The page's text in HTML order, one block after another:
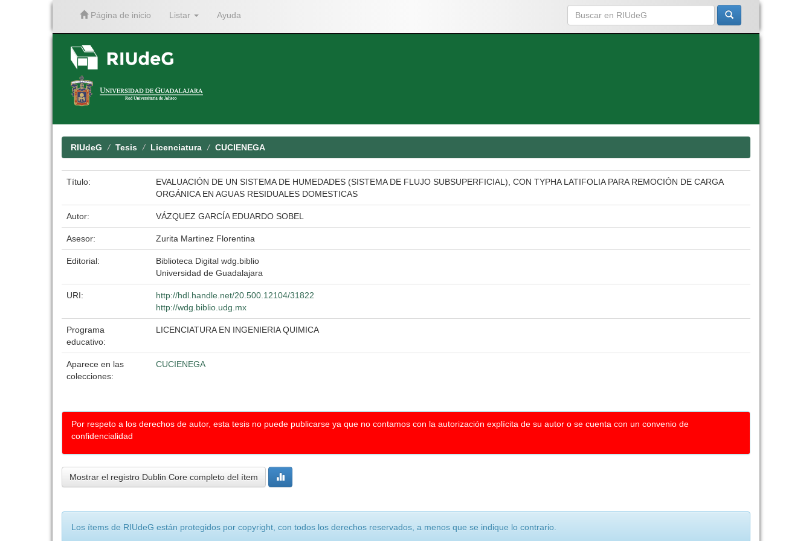
Página de inicio Listar Ayuda
RIUdeG Tesis Licenciatura CUCIENEGA
Título:
EVALUACIÓN DE UN SISTEMA DE HUMEDADES (SISTEMA DE FLUJO SUBSUPERFICIAL), CON TYPHA LATIFOLIA PARA REMOCIÓN DE CARGA
ORGÁNICA EN AGUAS RESIDUALES DOMESTICAS
Autor: VÁZQUEZ GARCÍA EDUARDO SOBEL
Asesor: Zurita Martinez Florentina
Editorial:
Biblioteca Digital wdg.biblio
Universidad de Guadalajara
URI:
http://hdl.handle.net/20.500.12104/31822
http://wdg.biblio.udg.mx
Programa
educativo:
LICENCIATURA EN INGENIERIA QUIMICA
Aparece en las
colecciones:
CUCIENEGA
Por respeto a los derechos de autor, esta tesis no puede publicarse ya que no contamos con la autorización explícita de su autor o se cuenta con un convenio de
confidencialidad
Mostrar el registro Dublin Core completo del ítem
Los ítems de RIUdeG están protegidos por copyright, con todos los derechos reservados, a menos que se indique lo contrario.